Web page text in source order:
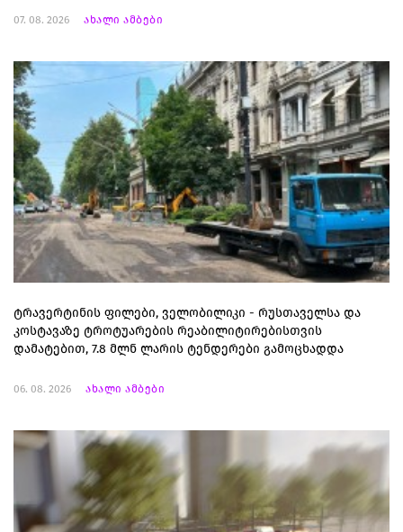
07. 08. 2026 ახალი ამბები
ტრავერტინის ფილები, ველობილიკი - რუსთაველსა და
კოსტავაზე ტროტუარების რეაბილიტირებისთვის
დამატებით, 7.8 მლნ ლარის ტენდერები გამოცხადდა
06. 08. 2026 ახალი ამბები